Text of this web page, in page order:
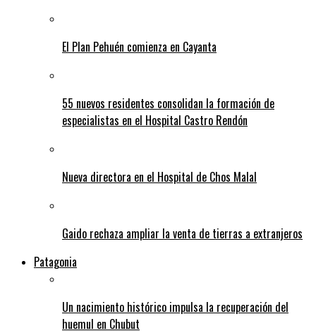
El Plan Pehuén comienza en Cayanta
55 nuevos residentes consolidan la formación de
especialistas en el Hospital Castro Rendón
Nueva directora en el Hospital de Chos Malal
Gaido rechaza ampliar la venta de tierras a extranjeros
Patagonia
Un nacimiento histórico impulsa la recuperación del
huemul en Chubut